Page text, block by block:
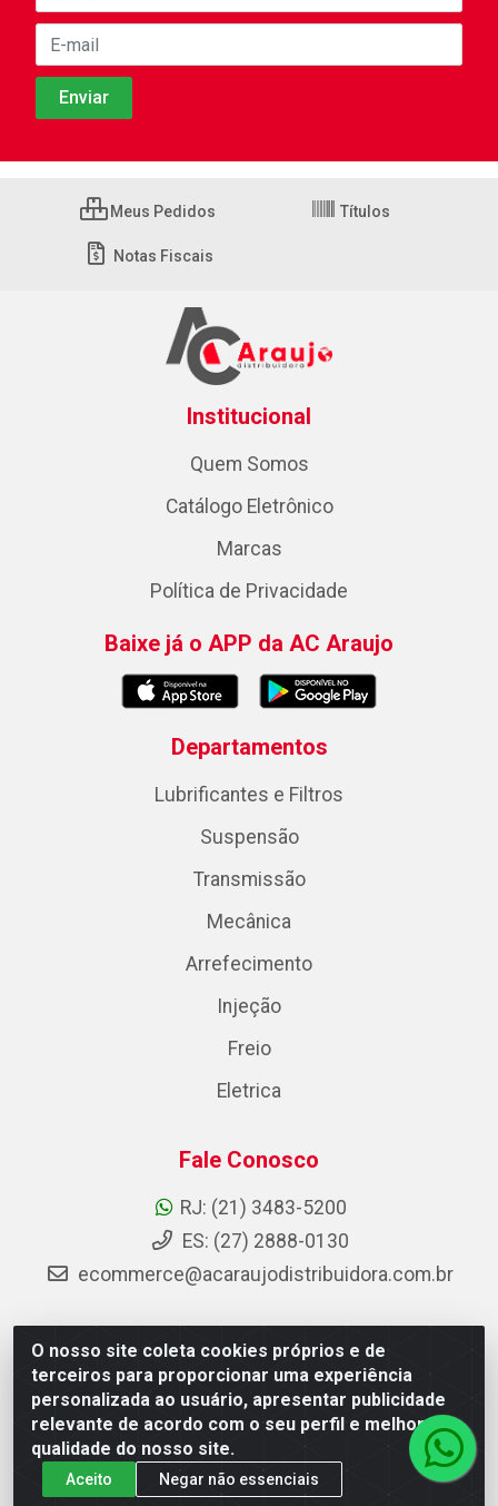
O nosso site coleta cookies próprios e de
terceiros para proporcionar uma experiência
personalizada ao usuário, apresentar publicidade
relevante de acordo com o seu perfil e melhorar a
qualidade do nosso site.
Aceito
Negar não essenciais
Meus Pedidos Títulos
Notas Fiscais
Institucional
Quem Somos
Catálogo Eletrônico
Marcas
Política de Privacidade
Baixe já o APP da AC Araujo
Departamentos
Lubrificantes e Filtros
Suspensão
Transmissão
Mecânica
Arrefecimento
Injeção
Freio
Eletrica
Fale Conosco
RJ: (21) 3483-5200
ES: (27) 2888-0130
ecommerce@acaraujodistribuidora.com.br
AC Araujo Distribuidora - Rua Carneiro de Campos, 42 -
São Cristóvão, Rio de Janeiro/RJ - CEP 20.920-410 -
CNPJ 08.744.753/0003-85